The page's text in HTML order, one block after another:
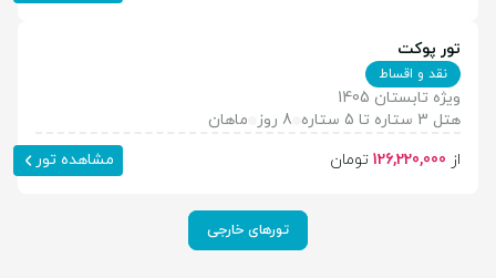
تور پوکت
نقد و اقساط
ویژه تابستان 1405
هتل 3 ستاره تا 5 ستاره
8 روز
ماهان
از 126,220,000 تومان مشاهده تور
تورهای خارجی